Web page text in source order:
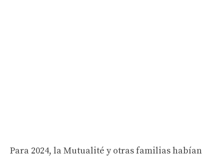
Para 2024, la Mutualité y otras familias habían